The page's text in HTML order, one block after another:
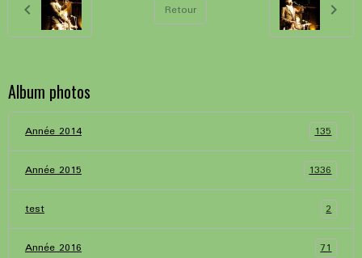
Retour
Album photos
Année 2014 135
Année 2015 1336
test 2
Année 2016 71